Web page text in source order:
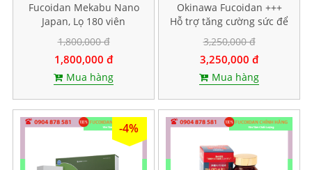
Fucoidan Mekabu Nano
Japan, Lọ 180 viên
1,800,000 đ
1,800,000 đ
Mua hàng
Okinawa Fucoidan +++
Hỗ trợ tăng cường sức để
kháng, Hộp 30 viên
3,250,000 đ
3,250,000 đ
Mua hàng
-4%